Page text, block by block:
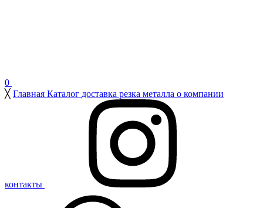
0
╳ Главная Каталог доставка резка металла о компании
контакты